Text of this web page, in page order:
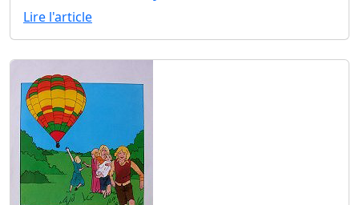
Lire l'article